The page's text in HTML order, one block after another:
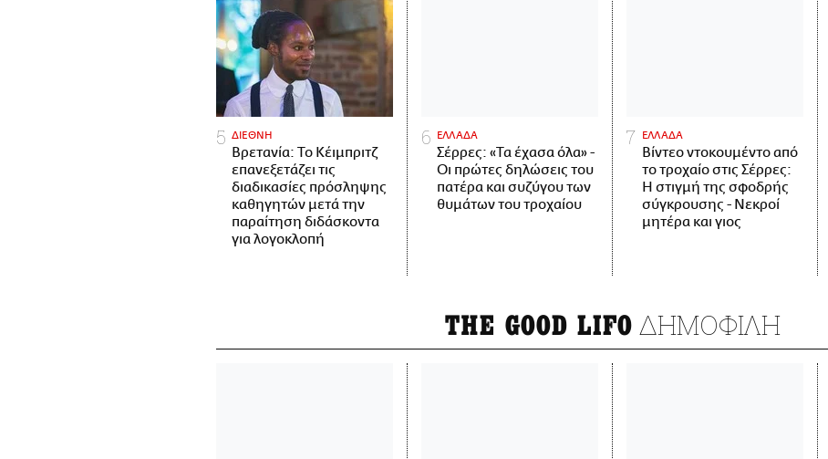
ΔΙΕΘΝΗ
Βρετανία: Το Κέιμπριτζ
επανεξετάζει τις
διαδικασίες πρόσληψης
καθηγητών μετά την
παραίτηση διδάσκοντα
για λογοκλοπή
ΕΛΛΑΔΑ
Σέρρες: «Τα έχασα όλα» -
Οι πρώτες δηλώσεις του
πατέρα και συζύγου των
θυμάτων του τροχαίου
ΕΛΛΑΔΑ
Βίντεο ντοκουμέντο από
το τροχαίο στις Σέρρες:
Η στιγμή της σφοδρής
σύγκρουσης - Νεκροί
μητέρα και γιος
THE GOOD LIFO ΔΗΜΟΦΙΛΗ